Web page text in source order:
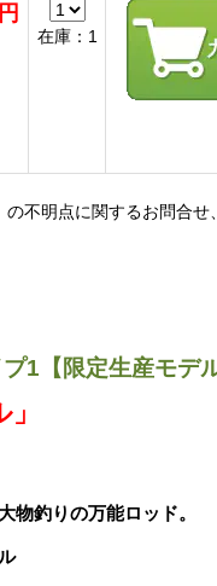
在庫：1
の不明点に関するお問合
1【限定生産モ
物釣りの万能ロッド。